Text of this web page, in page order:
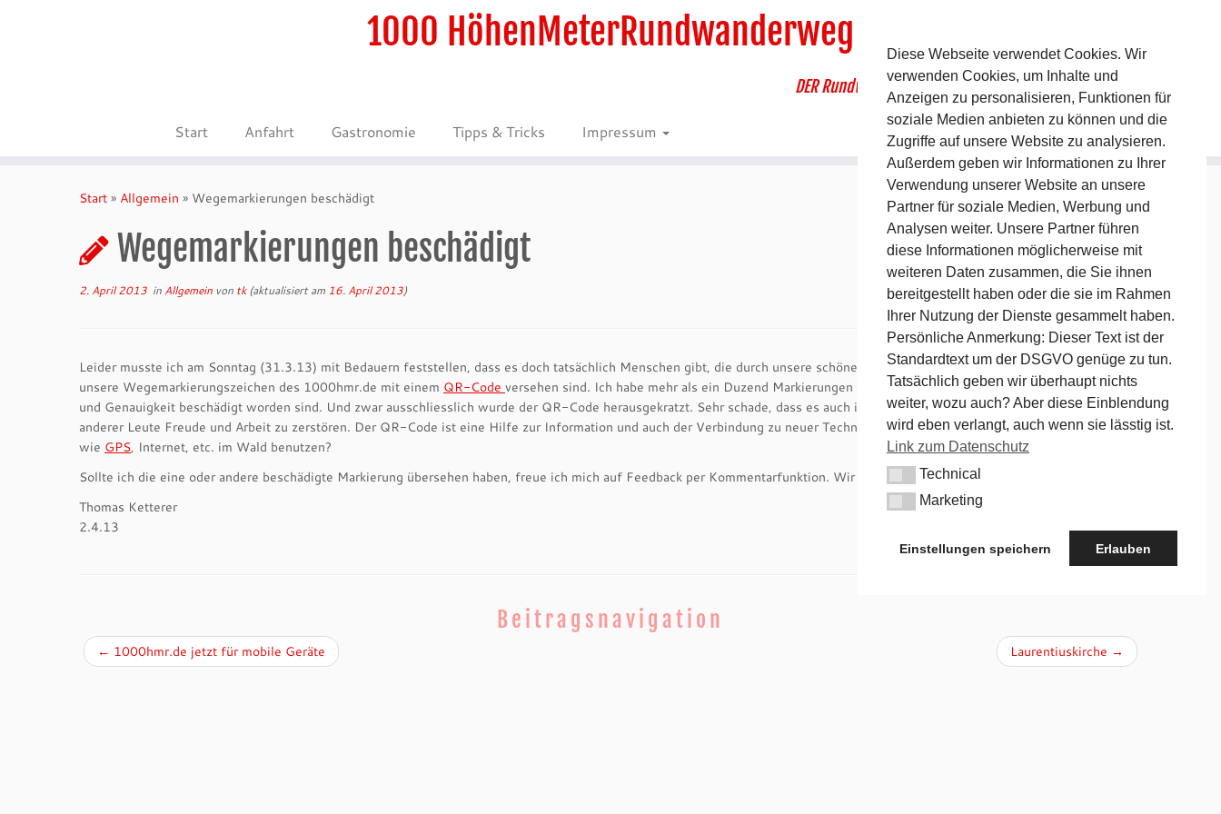
1000 HöhenMeterRundwanderweg
DER Rundwanderweg um Pommelsbrunn
Start Anfahrt Gastronomie Tipps & Tricks Impressum
Start » Allgemein » Wegemarkierungen beschädigt
Wegemarkierungen beschädigt
2. April 2013 in Allgemein von tk(aktualisiert am 16. April 2013)
Leider musste ich am Sonntag (31.3.13) mit Bedauern feststellen, dass es doch tatsächlich Menschen gibt, die durch unsere schöne Landschaft laufen und es nicht abkönnen, dass
unsere Wegemarkierungszeichen des 1000hmr.de mit einem QR-Code versehen sind. Ich habe mehr als ein Duzend Markierungen auf der „Nordkette“ gesehen, die mit Präzision
und Genauigkeit beschädigt worden sind. Und zwar ausschliesslich wurde der QR-Code herausgekratzt. Sehr schade, dass es auch in freier Natur Menschen mit einem Drang gibt,
anderer Leute Freude und Arbeit zu zerstören. Der QR-Code ist eine Hilfe zur Information und auch der Verbindung zu neuer Technik im 3. Jahrtausend. Warum nicht auch Hilfe
wie GPS, Internet, etc. im Wald benutzen?
Sollte ich die eine oder andere beschädigte Markierung übersehen haben, freue ich mich auf Feedback per Kommentarfunktion. Wir kümmern uns zeitnah um Reparatur.
Thomas Ketterer
2.4.13
Beitragsnavigation
← 1000hmr.de jetzt für mobile Geräte Laurentiuskirche →
Diese Webseite verwendet Cookies. Wir
verwenden Cookies, um Inhalte und
Anzeigen zu personalisieren, Funktionen für
soziale Medien anbieten zu können und die
Zugriffe auf unsere Website zu analysieren.
Außerdem geben wir Informationen zu Ihrer
Verwendung unserer Website an unsere
Partner für soziale Medien, Werbung und
Analysen weiter. Unsere Partner führen
diese Informationen möglicherweise mit
weiteren Daten zusammen, die Sie ihnen
bereitgestellt haben oder die sie im Rahmen
Ihrer Nutzung der Dienste gesammelt haben.
Persönliche Anmerkung: Dieser Text ist der
Standardtext um der DSGVO genüge zu tun.
Tatsächlich geben wir überhaupt nichts
weiter, wozu auch? Aber diese Einblendung
wird eben verlangt, auch wenn sie lässtig ist.
Link zum Datenschutz
TechnicalTechnical
MarketingMarketing
Einstellungen speichern Erlauben